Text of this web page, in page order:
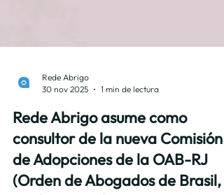
30 nov 2025
1 min de lectura
Rede Abrigo asume como
consultor de la nueva Comisión
de Adopciones de la OAB-RJ